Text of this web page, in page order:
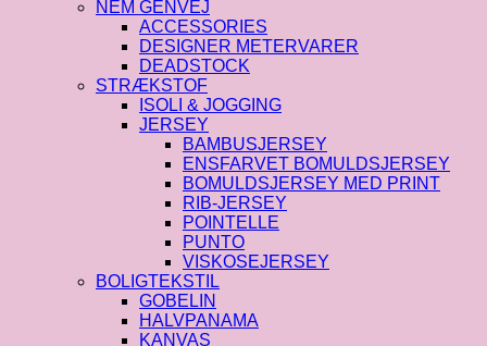
NEM GENVEJ
ACCESSORIES
DESIGNER METERVARER
DEADSTOCK
STRÆKSTOF
ISOLI & JOGGING
JERSEY
BAMBUSJERSEY
ENSFARVET BOMULDSJERSEY
BOMULDSJERSEY MED PRINT
RIB-JERSEY
POINTELLE
PUNTO
VISKOSEJERSEY
BOLIGTEKSTIL
GOBELIN
HALVPANAMA
KANVAS